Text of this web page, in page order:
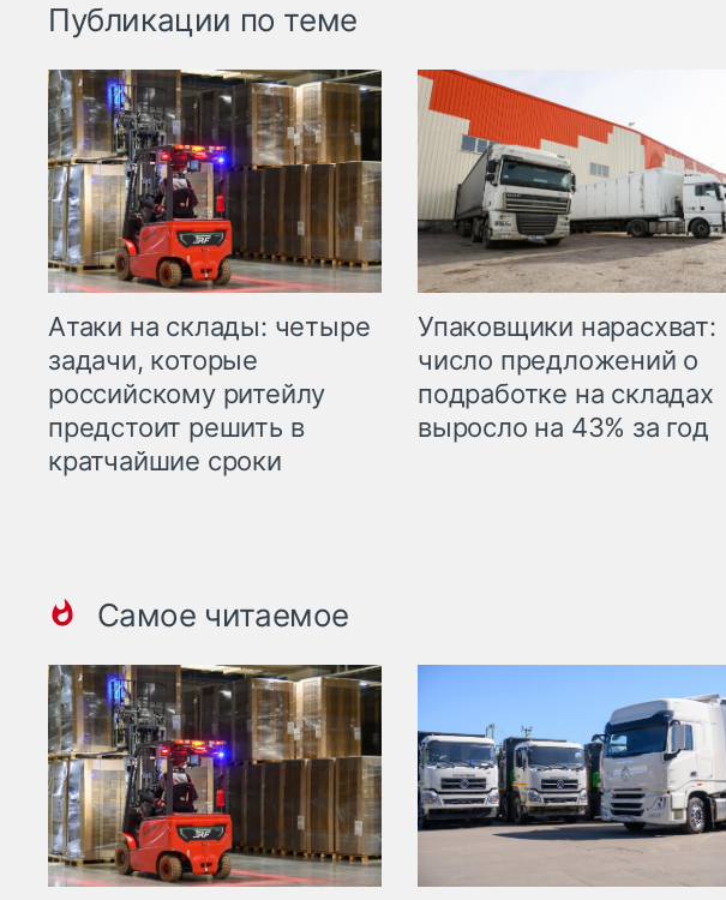
Публикации по теме
Атаки на склады: четыре
задачи, которые
российскому ритейлу
предстоит решить в
кратчайшие сроки
Упаковщики нарасхват:
число предложений о
подработке на складах
выросло на 43% за год
Самое читаемое